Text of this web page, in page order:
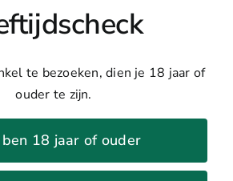
Italië
Gaglioppo
2022
13%
te bezoeken, dien je 18 jaar of
ouder te zijn.
ben 18 jaar of ouder